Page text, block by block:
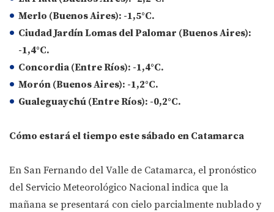
Merlo (Buenos Aires): -1,5°C.
Ciudad Jardín Lomas del Palomar (Buenos Aires):
-1,4°C.
Concordia (Entre Ríos): -1,4°C.
Morón (Buenos Aires): -1,2°C.
Gualeguaychú (Entre Ríos): -0,2°C.
Cómo estará el tiempo este sábado en Catamarca
En San Fernando del Valle de Catamarca, el pronóstico
del Servicio Meteorológico Nacional indica que la
mañana se presentará con cielo parcialmente nublado y